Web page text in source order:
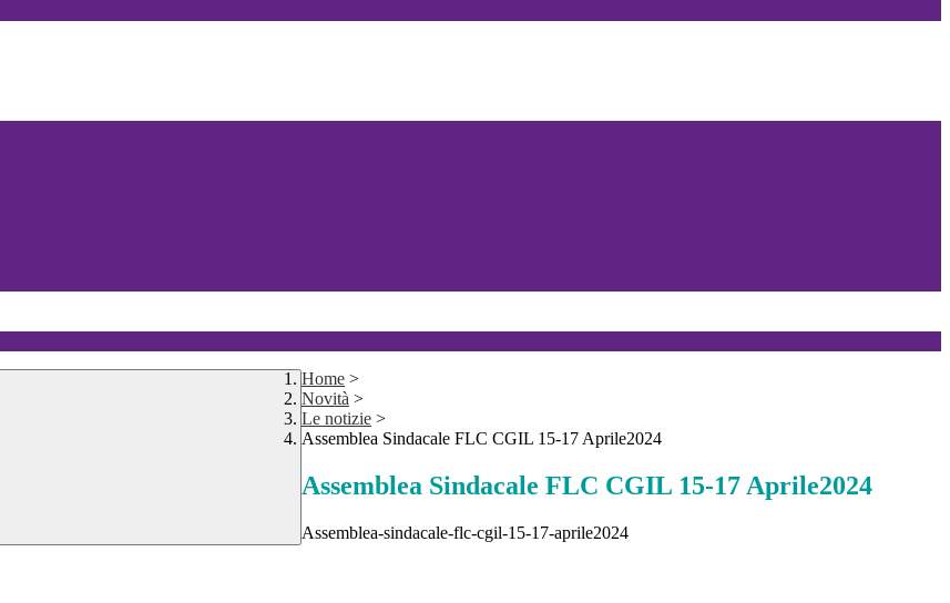
Home >
Novità >
Le notizie >
Assemblea Sindacale FLC CGIL 15-17 Aprile2024
Assemblea Sindacale FLC CGIL 15-17 Aprile2024
Assemblea-sindacale-flc-cgil-15-17-aprile2024